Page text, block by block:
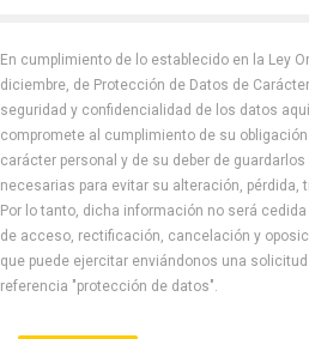
En cumplimiento de lo establecido en la Ley
diciembre, de Protección de Datos de
seguridad y confidencialidad de los datos
compromete al cumplimiento de su
carácter personal y de su deber de
necesarias para evitar su alteración, pérdida,
Por lo tanto, dicha información no será
de acceso, rectificación, cancelación y
que puede ejercitar enviándonos una
referencia "protección de datos".